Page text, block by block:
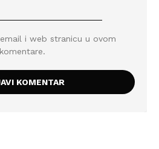
i web stranicu u ovom